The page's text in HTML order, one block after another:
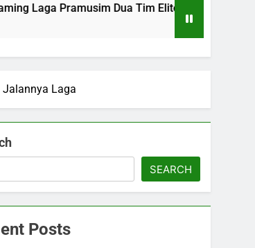
Dua Tim Elite Italia AC Milan vs Inter Milan
Jalannya Laga
SEARCH
Posts